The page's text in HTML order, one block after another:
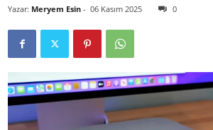
Yazar: Meryem Esin - 06 Kasım 2025 0